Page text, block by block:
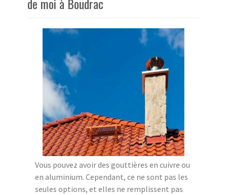
Vous pouvez avoir des gouttières en cuivre ou
en aluminium. Cependant, ce ne sont pas les
seules options, et elles ne remplissent pas